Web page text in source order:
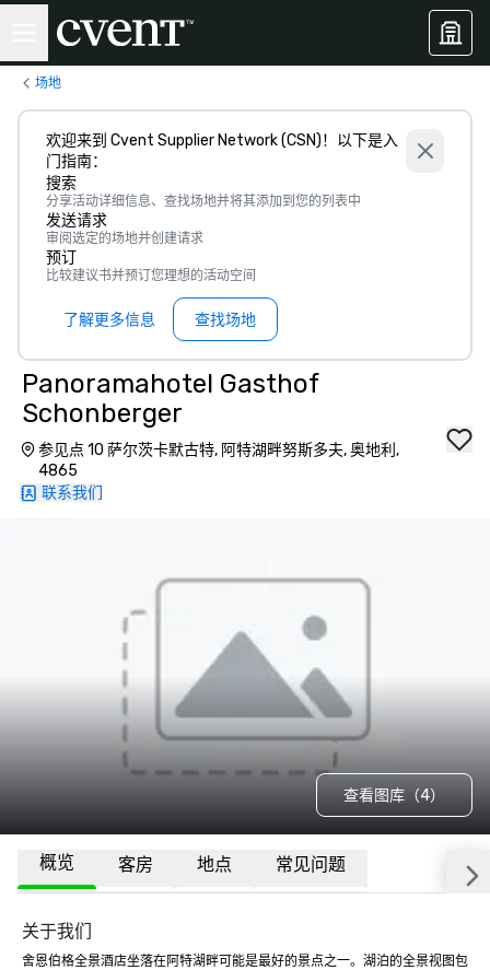
场地
欢迎来到 Cvent Supplier Network (CSN)！以下是入
门指南：
搜索
分享活动详细信息、查找场地并将其添加到您的列表中
发送请求
审阅选定的场地并创建请求
预订
比较建议书并预订您理想的活动空间
了解更多信息 查找场地
Panoramahotel Gasthof
Schonberger
参见点 10 萨尔茨卡默古特, 阿特湖畔努斯多夫, 奥地利,
4865
联系我们
查看图库（4）
概览 客房 地点 常见问题
关于我们
舍恩伯格全景酒店坐落在阿特湖畔可能是最好的景点之一。湖泊的全景视图包